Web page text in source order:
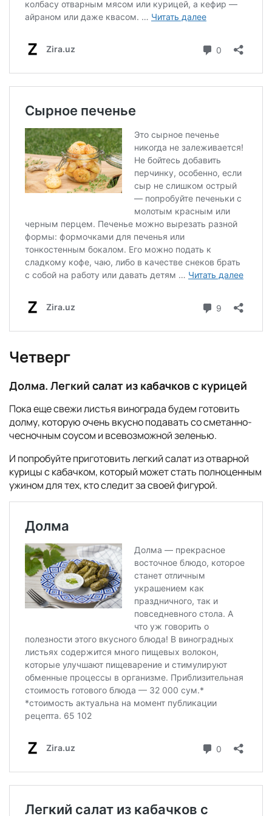
Четверг
Долма. Легкий салат из кабачков с курицей
Пока еще свежи листья винограда будем готовить
долму, которую очень вкусно подавать со сметанно-
чесночным соусом и всевозможной зеленью.
И попробуйте приготовить легкий салат из отварной
курицы с кабачком, который может стать полноценным
ужином для тех, кто следит за своей фигурой.